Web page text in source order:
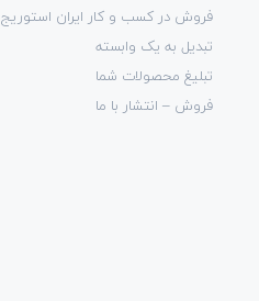
فروش در کسب و کار ایران استوریج
تبدیل به یک وابسته
تبلیغ محصولات شما
فروش – انتشار با ما